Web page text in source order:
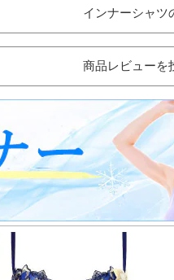
インナーシャツ
商品レビューを